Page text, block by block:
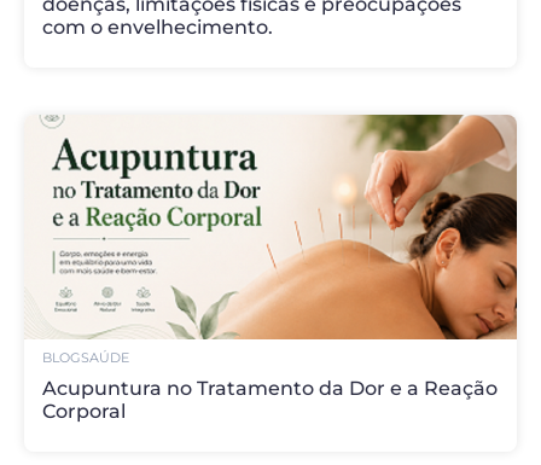
com o envelhecimento.
BLOGSAÚDE
Acupuntura no Tratamento da Dor e a Reação
Corporal